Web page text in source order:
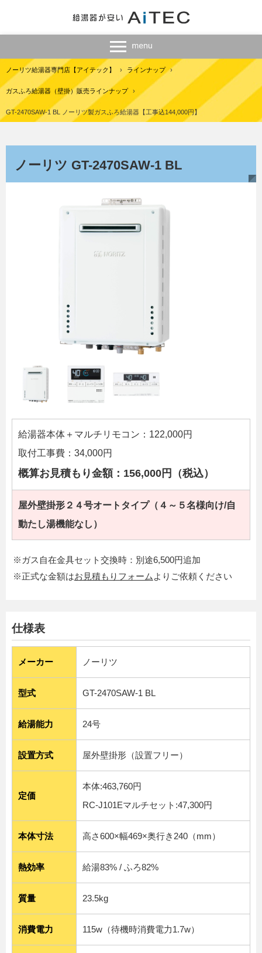
ノーリツ給湯器専門店【アイテック】 › ラインナップ ›
ガスふろ給湯器（壁掛）販売ラインナップ ›
GT-2470SAW-1 BL ノーリツ製ガスふろ給湯器【工事込144,000円】
ノーリツ GT-2470SAW-1 BL
給湯器本体＋マルチリモコン：122,000円
取付工事費：34,000円
概算お見積もり金額：156,000円（税込）
屋外壁掛形２４号オートタイプ（４～５名様向け/自
動たし湯機能なし）
※ガス自在金具セット交換時：別途6,500円追加
※正式な金額はお見積もりフォーム よりご依頼ください
仕様表
メーカー ノーリツ
型式 GT-2470SAW-1 BL
給湯能力 24号
設置方式 屋外壁掛形（設置フリー）
定価
本体:463,760円
RC-J101Eマルチセット:47,300円
本体寸法 高さ600×幅469×奥行き240（mm）
熱効率 給湯83% / ふろ82%
質量 23.5kg
消費電力 115w（待機時消費電力1.7w）